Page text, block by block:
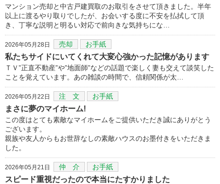
マンション売却と中古戸建買取のお取引をさせて頂きました。半年
以上に渡るやり取りでしたが、お会いする度に不安を払拭して頂
き、丁寧な説明と明るい対応で前向きな気持ちにな…
2026年05月28日 売却 お手紙
私たちサイドにいてくれて大変心強かった記憶があります
ＴＶ”正直不動産”や”地面師”などの話題で楽しく妻も交えて談笑した
ことを覚えています。あの雑談の時間で、信頼関係が太…
2026年05月22日 注 文 お手紙
まさに夢のマイホーム!
この度はとても素敵なマイホームをご提供いただき誠にありがとう
ございます。
親族や友人からもお世辞なしの素敵ハウスのお墨付きをいただきま
した。
2026年05月21日 仲 介 お手紙
スピード重視だったので本当にたすかりました